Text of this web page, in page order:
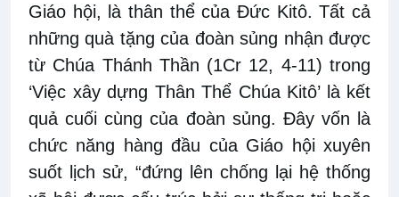
Giáo hội, là thân thể của Đức Kitô. Tất cả
những quà tặng của đoàn sủng nhận được
từ Chúa Thánh Thần (1Cr 12, 4-11) trong
‘Việc xây dựng Thân Thể Chúa Kitô’ là kết
quả cuối cùng của đoàn sủng. Đây vốn là
chức năng hàng đầu của Giáo hội xuyên
suốt lịch sử, “đứng lên chống lại hệ thống